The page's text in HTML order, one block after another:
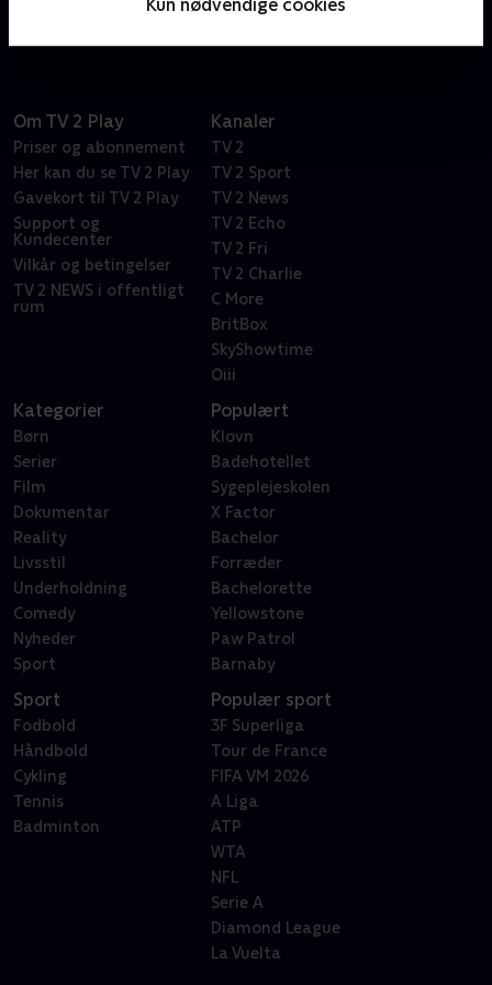
Kun nødvendige cookies
Om TV 2 Play
Priser og abonnement
Her kan du se TV 2 Play
Gavekort til TV 2 Play
Support og
Kundecenter
Vilkår og betingelser
TV 2 NEWS i offentligt
rum
Kanaler
TV 2
TV 2 Sport
TV 2 News
TV 2 Echo
TV 2 Fri
TV 2 Charlie
C More
BritBox
SkyShowtime
Oiii
Kategorier
Børn
Serier
Film
Dokumentar
Reality
Livsstil
Underholdning
Comedy
Nyheder
Sport
Populært
Klovn
Badehotellet
Sygeplejeskolen
X Factor
Bachelor
Forræder
Bachelorette
Yellowstone
Paw Patrol
Barnaby
Sport
Fodbold
Håndbold
Cykling
Tennis
Badminton
Populær sport
3F Superliga
Tour de France
FIFA VM 2026
A Liga
ATP
WTA
NFL
Serie A
Diamond League
La Vuelta